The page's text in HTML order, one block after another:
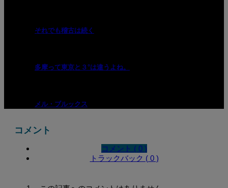
それでも稽古は続く
多摩って東京と３°は違うよね。
メル・ブルックス
コメント
コメント ( 0 )
トラックバック ( 0 )